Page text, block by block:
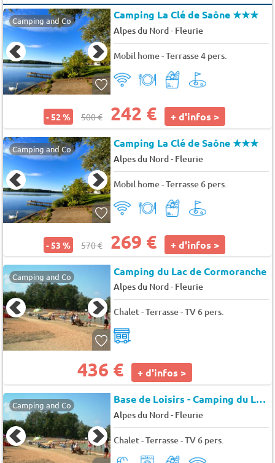
Camping and Co Camping La Clé de Saône★★★
Alpes du Nord- Fleurie
Mobil home - Terrasse 4 pers.
- 52 % 500 € 242 € + d'infos >
Camping and Co Camping La Clé de Saône★★★
Alpes du Nord- Fleurie
Mobil home - Terrasse 6 pers.
- 53 % 570 € 269 € + d'infos >
Camping and Co Camping du Lac de Cormoranche
Alpes du Nord- Fleurie
Chalet - Terrasse - TV 6 pers.
436 € + d'infos >
Camping and Co Base de Loisirs - Camping du Lac Cormoranche
Alpes du Nord- Fleurie
Chalet - Terrasse - TV 6 pers.